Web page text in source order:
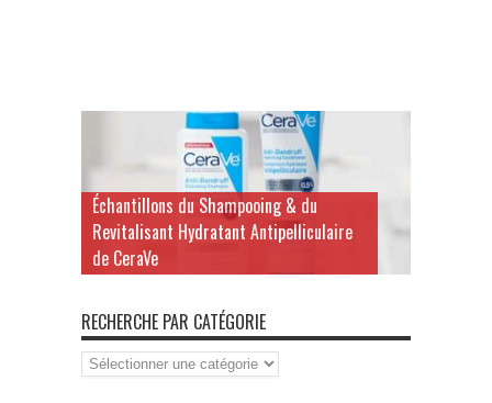
Échantillons du Shampooing & du
Revitalisant Hydratant Antipelliculaire
de CeraVe
RECHERCHE PAR CATÉGORIE
Recherche
par